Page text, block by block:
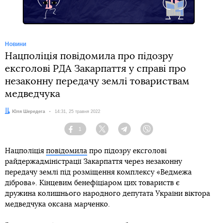
Новини
Нацполіція повідомила про підозру
ексголові РДА Закарпаття у справі про
незаконну передачу землі товариствам
медведчука
Автор:Юля Шередега Дата:
14:31, 25 травня 2022
Facebook
1
Twitter TelegramViber
Нацполіція повідомила про підозру ексголові
райдержадміністрації Закарпаття через незаконну
передачу землі під розміщення комплексу «Ведмежа
діброва». Кінцевим бенефіціаром цих товариств є
дружина колишнього народного депутата України віктора
медведчука оксана марченко.